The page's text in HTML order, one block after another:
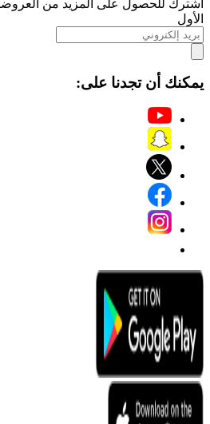
اشترك للحصول على المزيد من العروض
الأول
يمكنك أن تجدنا على: